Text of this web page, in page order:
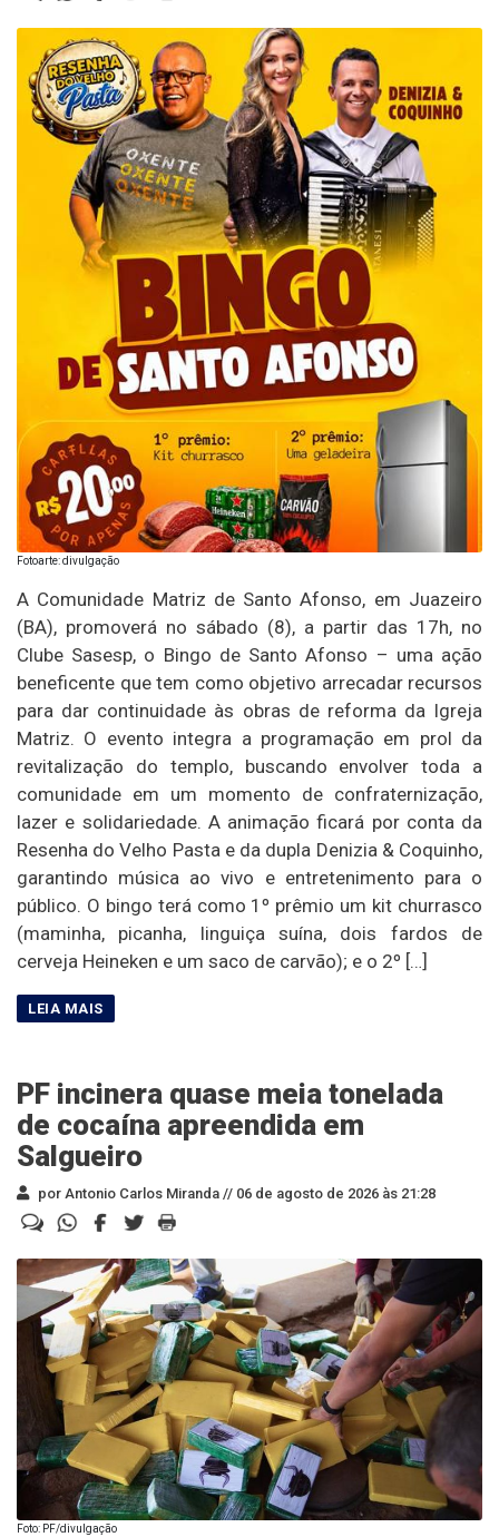
Fotoarte: divulgação
A Comunidade Matriz de Santo Afonso, em Juazeiro
(BA), promoverá no sábado (8), a partir das 17h, no
Clube Sasesp, o Bingo de Santo Afonso – uma ação
beneficente que tem como objetivo arrecadar recursos
para dar continuidade às obras de reforma da Igreja
Matriz. O evento integra a programação em prol da
revitalização do templo, buscando envolver toda a
comunidade em um momento de confraternização,
lazer e solidariedade. A animação ficará por conta da
Resenha do Velho Pasta e da dupla Denizia & Coquinho,
garantindo música ao vivo e entretenimento para o
público. O bingo terá como 1º prêmio um kit churrasco
(maminha, picanha, linguiça suína, dois fardos de
cerveja Heineken e um saco de carvão); e o 2º […]
PF incinera quase meia tonelada
de cocaína apreendida em
Salgueiro
por Antonio Carlos Miranda // 06 de agosto de 2026 às 21:28
Foto: PF/divulgação